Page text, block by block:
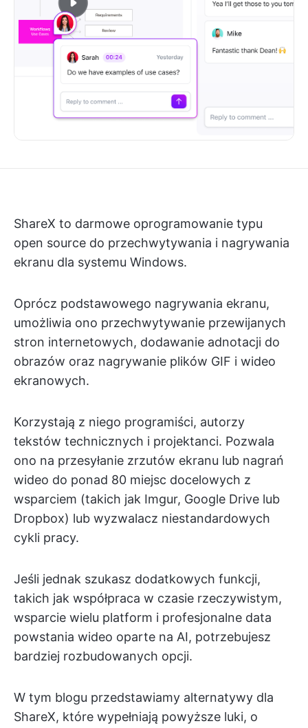
ShareX to darmowe oprogramowanie typu
open source do przechwytywania i nagrywania
ekranu dla systemu Windows.
Oprócz podstawowego nagrywania ekranu,
umożliwia ono przechwytywanie przewijanych
stron internetowych, dodawanie adnotacji do
obrazów oraz nagrywanie plików GIF i wideo
ekranowych.
Korzystają z niego programiści, autorzy
tekstów technicznych i projektanci. Pozwala
ono na przesyłanie zrzutów ekranu lub nagrań
wideo do ponad 80 miejsc docelowych z
wsparciem (takich jak Imgur, Google Drive lub
Dropbox) lub wyzwalacz niestandardowych
cykli pracy.
Jeśli jednak szukasz dodatkowych funkcji,
takich jak współpraca w czasie rzeczywistym,
wsparcie wielu platform i profesjonalne data
powstania wideo oparte na AI, potrzebujesz
bardziej rozbudowanych opcji.
W tym blogu przedstawiamy alternatywy dla
ShareX, które wypełniają powyższe luki, o